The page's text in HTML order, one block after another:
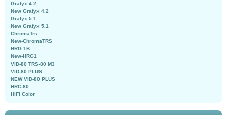
Grafyx 4.2
New Grafyx 4.2
Grafyx 5.1
New Grafyx 5.1
ChromaTrs
New-ChromaTRS
HRG 1B
New-HRG1
VID-80 TRS-80 M3
VID-80 PLUS
NEW VID-80 PLUS
HRC-80
HIFI Color